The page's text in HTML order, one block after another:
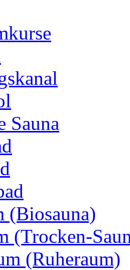
Sauna
(Biosauna)
(Trocken-
(Ruheraum)